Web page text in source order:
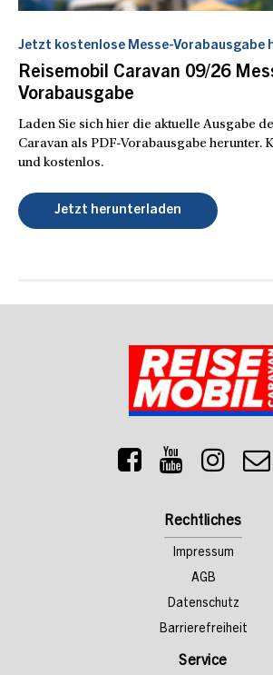
Jetzt kostenlose Messe-Vorabausgabe
Reisemobil Caravan 09/26
Vorabausgabe
Laden Sie sich hier die aktuelle Ausgabe
Caravan als PDF-Vorabausgabe herunter.
und kostenlos.
Jetzt herunterladen
Rechtliches
Impressum
AGB
Datenschutz
Barrierefreiheit
Service